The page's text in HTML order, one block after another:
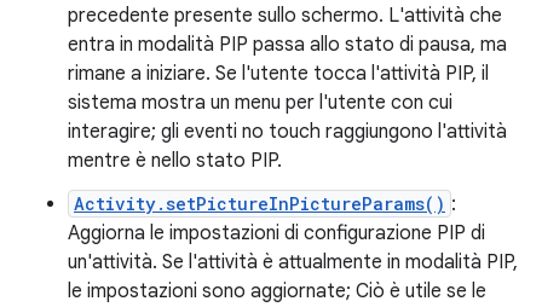
precedente presente sullo schermo. L'attività che
entra in modalità PIP passa allo stato di pausa, ma
rimane a iniziare. Se l'utente tocca l'attività PIP, il
sistema mostra un menu per l'utente con cui
interagire; gli eventi no touch raggiungono l'attività
mentre è nello stato PIP.
Activity.setPictureInPictureParams() :
Aggiorna le impostazioni di configurazione PIP di
un'attività. Se l'attività è attualmente in modalità PIP,
le impostazioni sono aggiornate; Ciò è utile se le